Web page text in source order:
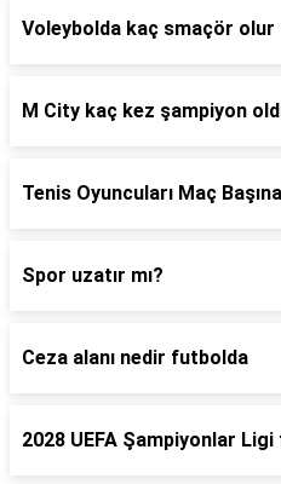
Voleybolda kaç smaçör olur
M City kaç kez şampiyon
Tenis Oyuncuları Maç
Spor uzatır mı?
Ceza alanı nedir futbolda
2028 UEFA Şampiyonlar